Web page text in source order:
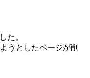
た。
うとしたページが削